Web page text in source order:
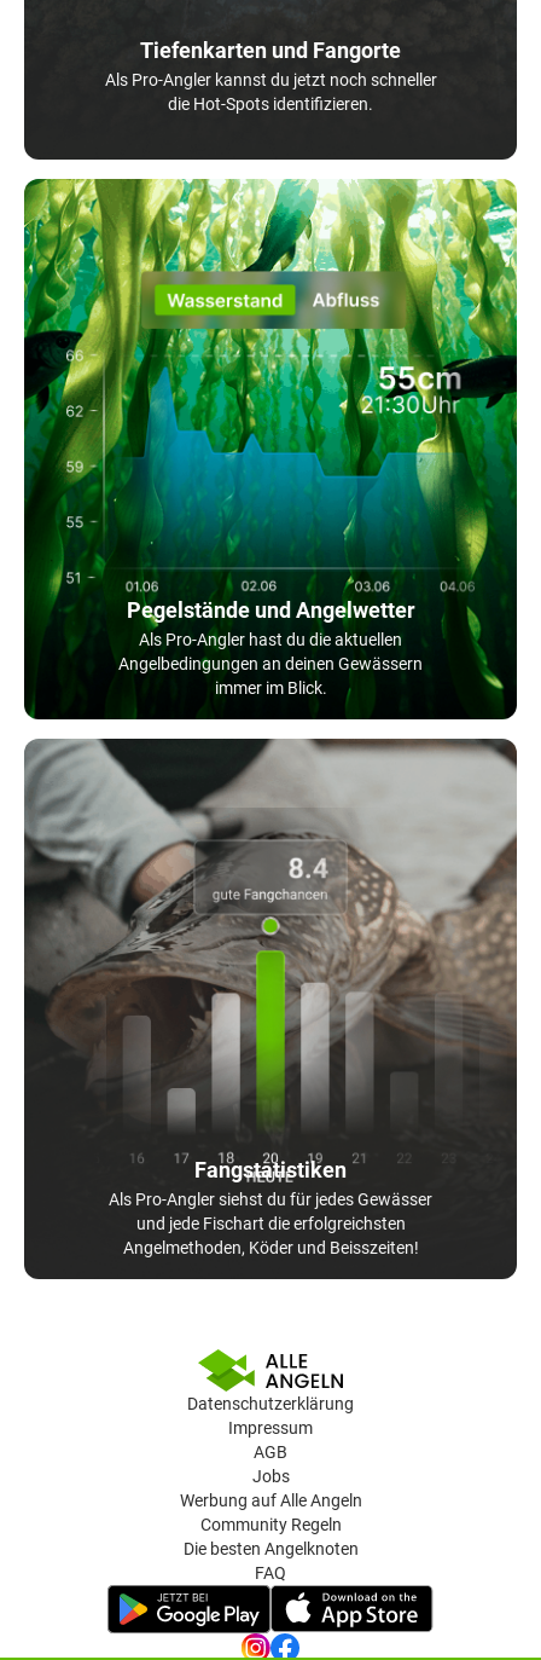
Tiefenkarten und Fangorte
Als Pro-Angler kannst du jetzt noch schneller
die Hot-Spots identifizieren.
Pegelstände und Angelwetter
Als Pro-Angler hast du die aktuellen
Angelbedingungen an deinen Gewässern
immer im Blick.
Fangstatistiken
Als Pro-Angler siehst du für jedes Gewässer
und jede Fischart die erfolgreichsten
Angelmethoden, Köder und Beisszeiten!
Datenschutzerklärung
Impressum
AGB
Jobs
Werbung auf Alle Angeln
Community Regeln
Die besten Angelknoten
FAQ